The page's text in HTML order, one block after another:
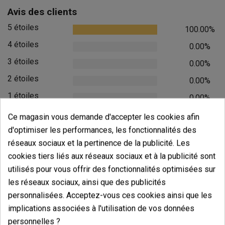
Avis des clients
5 étoiles
100.00%
4 étoiles
0.00%
3 étoiles
0.00%
2 étoiles
0.00%
1 étoiles
0.00%
Écrivez votre commentaire
5 de 5
Trier par:
Commentaires sur
Ce magasin vous demande d'accepter les cookies afin
d'optimiser les performances, les fonctionnalités des
réseaux sociaux et la pertinence de la publicité. Les
cookies tiers liés aux réseaux sociaux et à la publicité sont
utilisés pour vous offrir des fonctionnalités optimisées sur
les réseaux sociaux, ainsi que des publicités
personnalisées. Acceptez-vous ces cookies ainsi que les
implications associées à l'utilisation de vos données
personnelles ?